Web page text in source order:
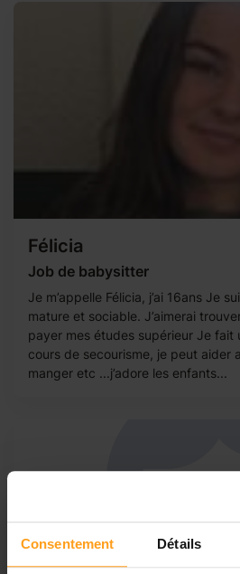
Consentement Détails
Félicia
Job de babysitter
Je m’appelle Félicia, j’ai 16ans Je
mature et sociable. J’aimerai
payer mes études supérieur Je fait
cours de secourisme, je peut aider
manger etc ...j’adore les enfants...